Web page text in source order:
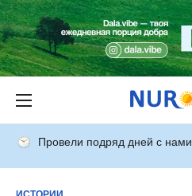
Провели подряд дней с нами